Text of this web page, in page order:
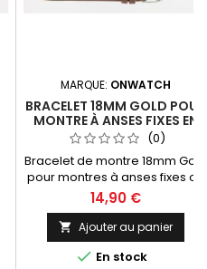
MARQUE: ONWATCH
BRACELET 18MM GOLD POUR
MONTRE À ANSES FIXES EN
CUIR FABRICATION
ARTISANALE
(0)
Bracelet de montre 18mm Gold
pour montres à anses fixes ou
soudées en cuir
véritable.Montage facile et très
bonne tenue avec languette
métal et adhésif. Fabrication
Artisanale Européenne
14,90 €
 Ajouter au panier
 En stock